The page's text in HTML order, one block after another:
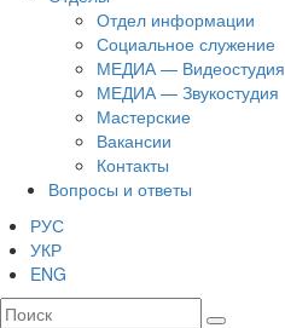
Отдел информации
Социальное служение
МЕДИА — Видеостудия
МЕДИА — Звукостудия
Мастерские
Вакансии
Контакты
Вопросы и ответы
РУС
УКР
ENG